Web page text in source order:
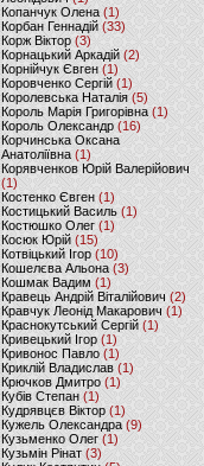
Копанчук Олена (1)
Корбан Геннадій (33)
Корж Віктор (3)
Корнацький Аркадій (2)
Корнійчук Євген (1)
Коровченко Сергій (1)
Королевська Наталія(5)
Король Марія Григорівна (1)
Король Олександр (16)
Корчинська Оксана
Анатоліївна (1)
Корявченков Юрій Валерійович
(1)
Костенко Євген (1)
Костицький Василь (1)
Костюшко Олег (1)
Косюк Юрій (15)
Котвіцький Ігор (10)
Кошелєва Альона(3)
Кошмак Вадим (1)
Кравець Андрій Віталійович (2)
Кравчук Леонід Макарович (1)
Краснокутський Сергій (1)
Кривецький Ігор (1)
Кривонос Павло (1)
Криклій Владислав (1)
Крючков Дмитро(1)
Кубів Степан(1)
Кудрявцєв Віктор (1)
Кужель Олександра (9)
Кузьменко Олег (1)
Кузьмін Рінат(3)